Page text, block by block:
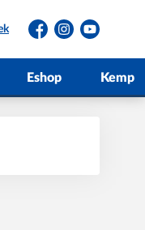
FacebookInstagramYouTube
Eshop Kemp